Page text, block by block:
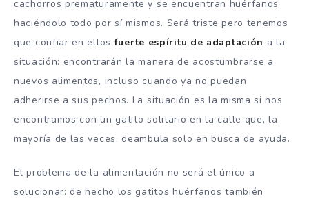
cachorros prematuramente y se encuentran huérfanos
haciéndolo todo por sí mismos. Será triste pero tenemos
que confiar en ellosfuerte espíritu de adaptación a la
situación: encontrarán la manera de acostumbrarse a
nuevos alimentos, incluso cuando ya no puedan
adherirse a sus pechos. La situación es la misma si nos
encontramos con un gatito solitario en la calle que, la
mayoría de las veces, deambula solo en busca de ayuda.
El problema de la alimentación no será el único a
solucionar: de hecho los gatitos huérfanos también